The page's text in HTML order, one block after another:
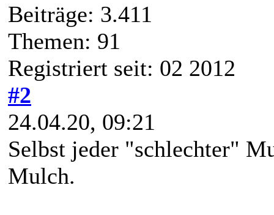
Beiträge: 3.411
Themen: 91
Registriert seit: 02 2012
#2
24.04.20, 09:21
Selbst jeder "schlechter"
Mulch.